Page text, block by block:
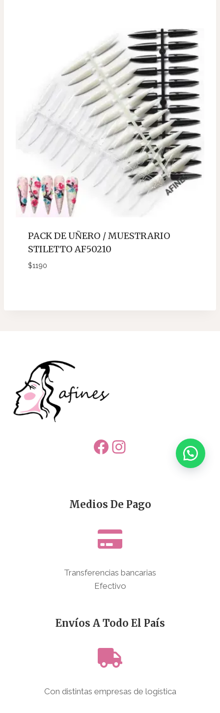
PACK DE UÑERO / MUESTRARIO
STILETTO AF50210
$1190
Facebook
Instagram
Medios De Pago
Transferencias bancarias
Efectivo
Envíos A Todo El País
Con distintas empresas de logística